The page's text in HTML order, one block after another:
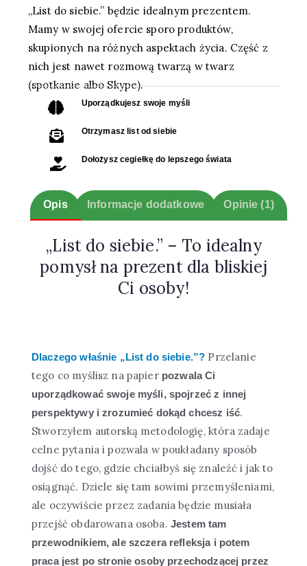
„List do siebie.” będzie idealnym prezentem.
Mamy w swojej ofercie sporo produktów,
skupionych na różnych aspektach życia. Część z
nich jest nawet rozmową twarzą w twarz
(spotkanie albo Skype).
Uporządkujesz swoje myśli
Otrzymasz list od siebie
Dołożysz cegiełkę do lepszego świata
Opis Informacje dodatkowe Opinie (1)
„List do siebie.” – To idealny
pomysł na prezent dla bliskiej
Ci osoby!
Dlaczego właśnie „List do siebie.”? Przelanie
tego co myślisz na papier pozwala Ci
uporządkować swoje myśli, spojrzeć z innej
perspektywy i zrozumieć dokąd chcesz iść.
Stworzyłem autorską metodologię, która zadaje
celne pytania i pozwala w poukładany sposób
dojść do tego, gdzie chciałbyś się znaleźć i jak to
osiągnąć. Dziele się tam sowimi przemyśleniami,
ale oczywiście przez zadania będzie musiała
przejść obdarowana osoba. Jestem tam
przewodnikiem, ale szczera refleksja i potem
praca jest po stronie osoby przechodzącej przez